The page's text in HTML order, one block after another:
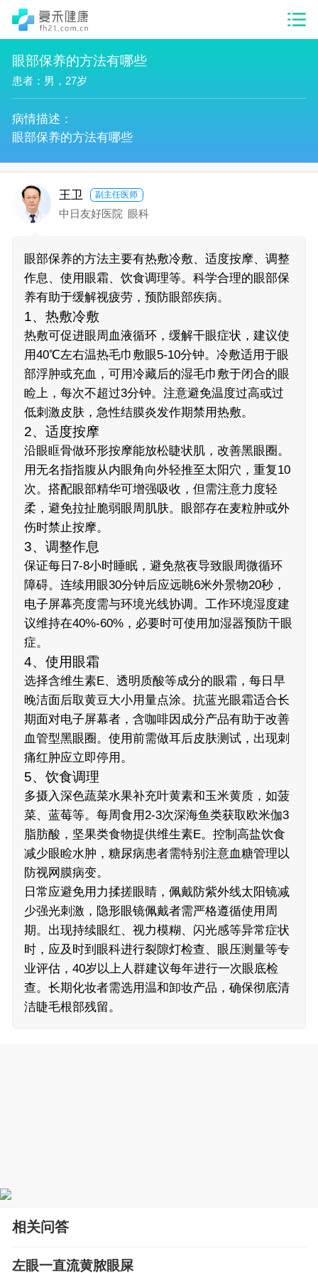
眼部保养的方法有哪些
患者：男，27岁
病情描述：
眼部保养的方法有哪些
王卫 副主任医师
中日友好医院 眼科
眼部保养的方法主要有热敷冷敷、适度按摩、调整
作息、使用眼霜、饮食调理等。科学合理的眼部保
养有助于缓解视疲劳，预防眼部疾病。
1、热敷冷敷
热敷可促进眼周血液循环，缓解干眼症状，建议使
用40℃左右温热毛巾敷眼5-10分钟。冷敷适用于眼
部浮肿或充血，可用冷藏后的湿毛巾敷于闭合的眼
睑上，每次不超过3分钟。注意避免温度过高或过
低刺激皮肤，急性结膜炎发作期禁用热敷。
2、适度按摩
沿眼眶骨做环形按摩能放松睫状肌，改善黑眼圈。
用无名指指腹从内眼角向外轻推至太阳穴，重复10
次。搭配眼部精华可增强吸收，但需注意力度轻
柔，避免拉扯脆弱眼周肌肤。眼部存在麦粒肿或外
伤时禁止按摩。
3、调整作息
保证每日7-8小时睡眠，避免熬夜导致眼周微循环
障碍。连续用眼30分钟后应远眺6米外景物20秒，
电子屏幕亮度需与环境光线协调。工作环境湿度建
议维持在40%-60%，必要时可使用加湿器预防干眼
症。
4、使用眼霜
选择含维生素E、透明质酸等成分的眼霜，每日早
晚洁面后取黄豆大小用量点涂。抗蓝光眼霜适合长
期面对电子屏幕者，含咖啡因成分产品有助于改善
血管型黑眼圈。使用前需做耳后皮肤测试，出现刺
痛红肿应立即停用。
5、饮食调理
多摄入深色蔬菜水果补充叶黄素和玉米黄质，如菠
菜、蓝莓等。每周食用2-3次深海鱼类获取欧米伽3
脂肪酸，坚果类食物提供维生素E。控制高盐饮食
减少眼睑水肿，糖尿病患者需特别注意血糖管理以
防视网膜病变。
日常应避免用力揉搓眼睛，佩戴防紫外线太阳镜减
少强光刺激，隐形眼镜佩戴者需严格遵循使用周
期。出现持续眼红、视力模糊、闪光感等异常症状
时，应及时到眼科进行裂隙灯检查、眼压测量等专
业评估，40岁以上人群建议每年进行一次眼底检
查。长期化妆者需选用温和卸妆产品，确保彻底清
洁睫毛根部残留。
相关问答
左眼一直流黄脓眼屎